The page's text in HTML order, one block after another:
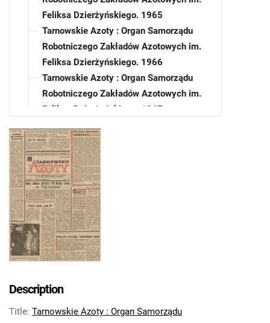
Feliksa Dzierżyńskiego. 1965
Tarnowskie Azoty : Organ Samorządu
Robotniczego Zakładów Azotowych im.
Feliksa Dzierżyńskiego. 1966
Tarnowskie Azoty : Organ Samorządu
Robotniczego Zakładów Azotowych im.
Feliksa Dzierżyńskiego. 1967
Robotniczego Zakładów Azotowych im.
Feliksa Dzierżyńskiego. 1968
Tarnowskie Azoty : Organ Samorządu
Robotniczego Zakładów Azotowych im.
Feliksa Dzierżyńskiego. 1968, nr 1
Tarnowskie Azoty : Organ Samorządu
Robotniczego Zakładów Azotowych im.
Feliksa Dzierżyńskiego. 1968, nr 2
Tarnowskie Azoty : Organ Samorządu
Description
Title: Tarnowskie Azoty : Organ Samorządu